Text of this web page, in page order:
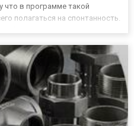
что в программе такой
полагаться на спонтанность.